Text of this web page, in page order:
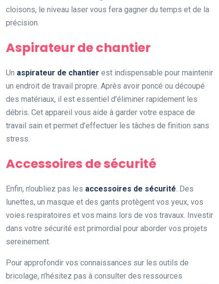
cloisons, le niveau laser vous fera gagner du temps et de la
précision.
Aspirateur de chantier
Un aspirateur de chantier est indispensable pour maintenir
un endroit de travail propre. Après avoir poncé ou découpé
des matériaux, il est essentiel d’éliminer rapidement les
débris. Cet appareil vous aide à garder votre espace de
travail sain et permet d’effectuer les tâches de finition sans
stress.
Accessoires de sécurité
Enfin, n’oubliez pas les accessoires de sécurité. Des
lunettes, un masque et des gants protègent vos yeux, vos
voies respiratoires et vos mains lors de vos travaux. Investir
dans votre sécurité est primordial pour aborder vos projets
sereinement.
Pour approfondir vos connaissances sur les outils de
bricolage, n’hésitez pas à consulter des ressources